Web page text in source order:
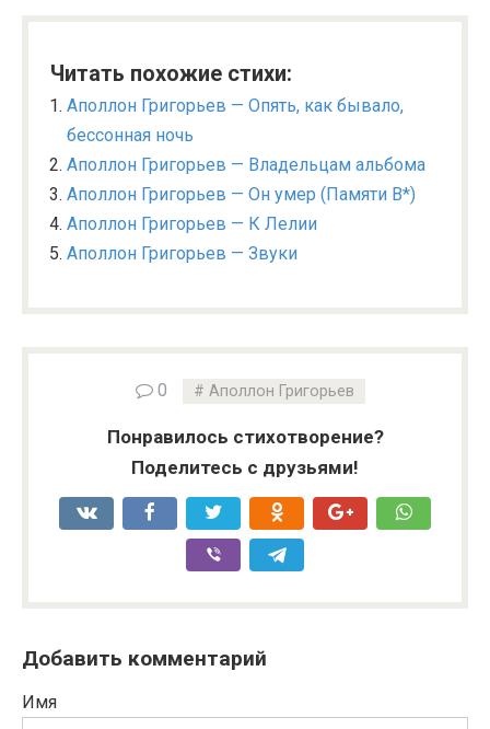
Читать похожие стихи:
Аполлон Григорьев — Опять, как бывало,
бессонная ночь
Аполлон Григорьев — Владельцам альбома
Аполлон Григорьев — Он умер (Памяти В*)
Аполлон Григорьев — К Лелии
Аполлон Григорьев — Звуки
0 Аполлон Григорьев
Понравилось стихотворение?
Поделитесь с друзьями!
Добавить комментарий
Имя